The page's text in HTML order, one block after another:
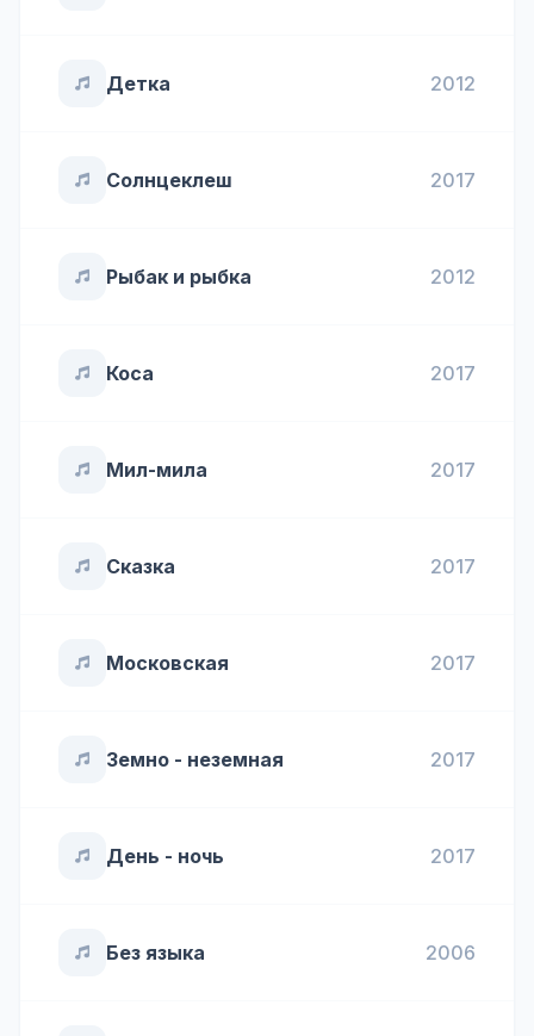
Детка 2012
Солнцеклеш 2017
Рыбак и рыбка 2012
Коса 2017
Мил-мила 2017
Сказка 2017
Московская 2017
Земно - неземная 2017
День - ночь 2017
Без языка 2006